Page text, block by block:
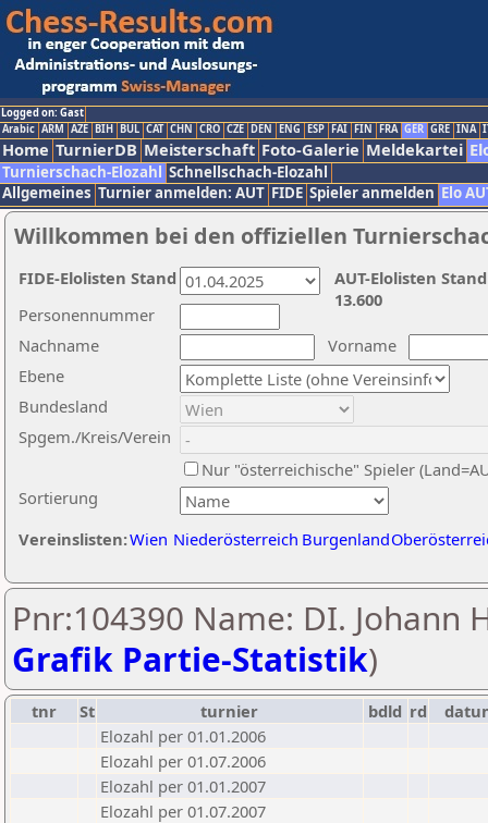
Logged on: Gast
Arabic ARM AZE BIH BUL CAT CHN CRO CZE DEN ENG ESP FAI FIN FRA GER GRE INA
Home TurnierDB Meisterschaft Foto-Galerie Meldekartei
Turnierschach-Elozahl Schnellschach-Elozahl
Allgemeines Turnier anmelden: AUT FIDE Spieler anmelden Elo
Willkommen bei den offiziellen
Nachname
Vorname
Ebene
Sortierung
Personennummer
Bundesland
Spgem./Kreis/Verein
Nur "österreichische" Spieler
Vereinslisten:Wien Niederösterreich Burgenland
AUT-Elolisten
13.600
FIDE-Elolisten Stand
Pnr:104390 Name: DI. Johann
Grafik Partie-Statistik)
tnr St turnier bdld rd
Elozahl per 01.01.2006
Elozahl per 01.07.2006
Elozahl per 01.01.2007
Elozahl per 01.07.2007